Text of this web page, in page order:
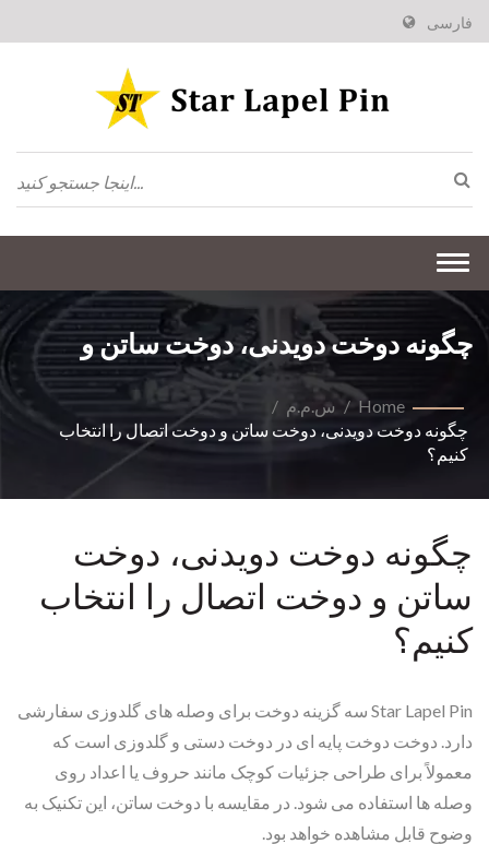
فارسی
چگونه دوخت دویدنی، دوخت ساتن و
دوخت اتصال را انتخاب کنیم؟
Home
/ س.م.م /
چگونه دوخت دویدنی، دوخت ساتن و دوخت اتصال را انتخاب
کنیم؟
چگونه دوخت دویدنی، دوخت
ساتن و دوخت اتصال را انتخاب
کنیم؟
Star Lapel Pin سه گزینه دوخت برای وصله های گلدوزی سفارشی
دارد. دوخت دوخت پایه ای در دوخت دستی و گلدوزی است که
معمولاً برای طراحی جزئیات کوچک مانند حروف یا اعداد روی
وصله ها استفاده می شود. در مقایسه با دوخت ساتن، این تکنیک به
وضوح قابل مشاهده خواهد بود.